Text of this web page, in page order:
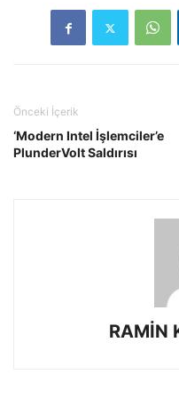
Önceki İçerik
‘Modern Intel İşlemciler’e
PlunderVolt Saldırısı
RAMİN